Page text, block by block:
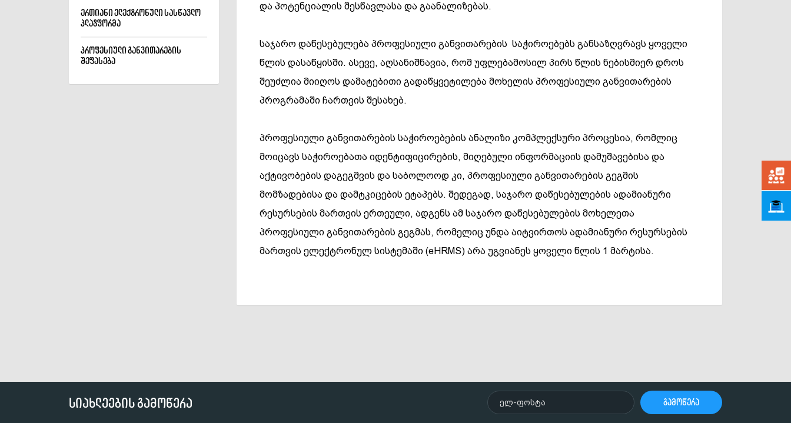
ერთიანი ელექტრონული სასწავლო
პლატფორმა
პროფესიული განვითარების
შეფასება
და პოტენციალის შესწავლასა და გაანალიზებას.
საჯარო დაწესებულება პროფესიული განვითარების საჭიროებებს განსაზღვრავს ყოველი
წლის დასაწყისში. ასევე, აღსანიშნავია, რომ უფლებამოსილ პირს წლის ნებისმიერ დროს
შეუძლია მიიღოს დამატებითი გადაწყვეტილება მოხელის პროფესიული განვითარების
პროგრამაში ჩართვის შესახებ.
პროფესიული განვითარების საჭიროებების ანალიზი კომპლექსური პროცესია, რომლიც
მოიცავს საჭიროებათა იდენტიფიცირების, მიღებული ინფორმაციის დამუშავებისა და
აქტივობების დაგეგმვის და საბოლოოდ კი, პროფესიული განვითარების გეგმის
მომზადებისა და დამტკიცების ეტაპებს. შედეგად, საჯარო დაწესებულების ადამიანური
რესურსების მართვის ერთეული, ადგენს ამ საჯარო დაწესებულების მოხელეთა
პროფესიული განვითარების გეგმას, რომელიც უნდა აიტვირთოს ადამიანური რესურსების
მართვის ელექტრონულ სისტემაში (eHRMS) არა უგვიანეს ყოველი წლის 1 მარტისა.
სიახლეების გამოწერა გამოწერა